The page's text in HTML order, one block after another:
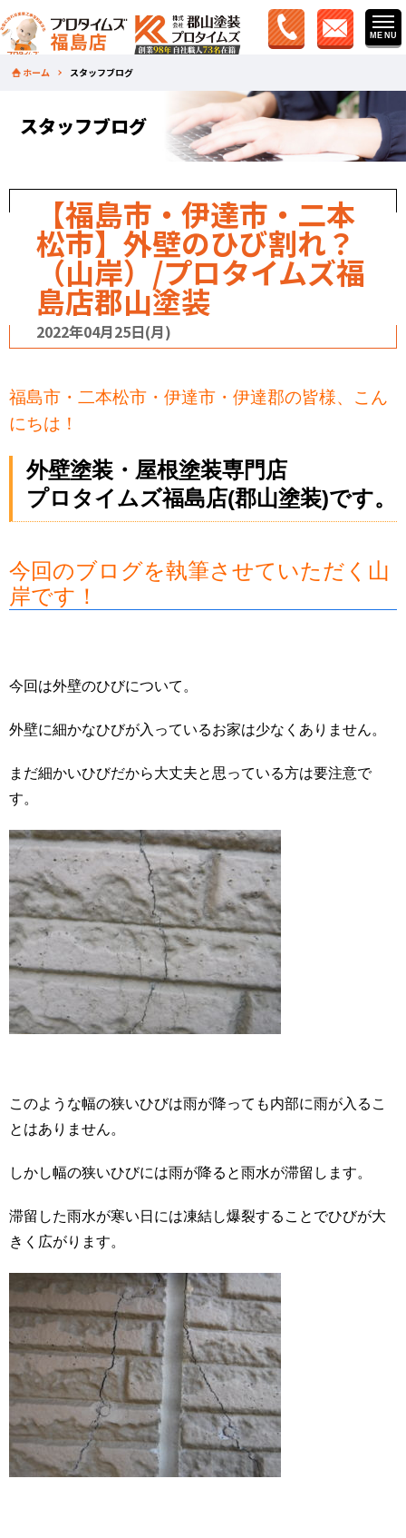
ホーム スタッフブログ
スタッフブログ
【福島市・伊達市・二本
松市】外壁のひび割れ？
（山岸）/プロタイムズ福
島店郡山塗装
2022年04月25日(月)
福島市・二本松市・伊達市・伊達郡の皆様、こん
にちは！
外壁塗装・屋根塗装専門店
プロタイムズ福島店(郡山塗装)です。
今回のブログを執筆させていただく山
岸です！
今回は外壁のひびについて。
外壁に細かなひびが入っているお家は少なくありません。
まだ細かいひびだから大丈夫と思っている方は要注意で
す。
このような幅の狭いひびは雨が降っても内部に雨が入るこ
とはありません。
しかし幅の狭いひびには雨が降ると雨水が滞留します。
滞留した雨水が寒い日には凍結し爆裂することでひびが大
きく広がります。